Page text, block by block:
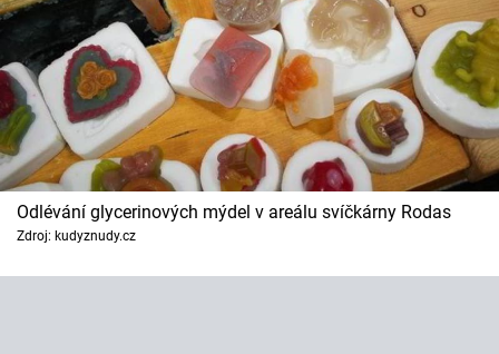
Přihlášení
Sledujte nás
Odlévání glycerinových mýdel v areálu svíčkárny Rodas
Zdroj: kudyznudy.cz